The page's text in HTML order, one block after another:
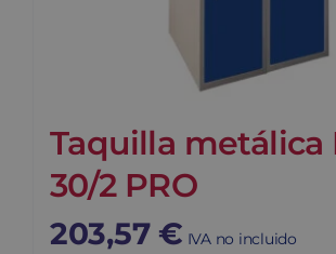
Taquilla metálica
30/2 PRO
203,57 € IVA no incluido